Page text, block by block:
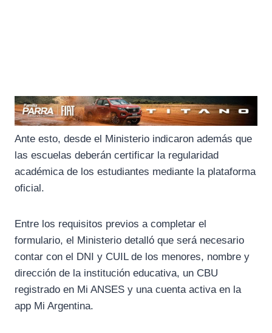
Ante esto, desde el Ministerio indicaron además que
las escuelas deberán certificar la regularidad
académica de los estudiantes mediante la plataforma
oficial.
Entre los requisitos previos a completar el
formulario, el Ministerio detalló que será necesario
contar con el DNI y CUIL de los menores, nombre y
dirección de la institución educativa, un CBU
registrado en Mi ANSES y una cuenta activa en la
app Mi Argentina.